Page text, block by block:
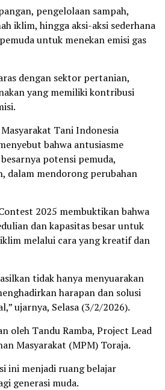
pengelolaan sampah,
iklim, hingga aksi-aksi sederhana
untuk menekan emisi gas
dengan sektor pertanian,
yang memiliki kontribusi
Tani Indonesia
bahwa antusiasme
potensi pemuda,
dalam mendorong perubahan
2025 membuktikan bahwa
dan kapasitas besar untuk
melalui cara yang kreatif dan
tidak hanya menyuarakan
harapan dan solusi
ujarnya, Selasa (3/2/2026).
oleh Tandu Ramba, Project Lead
Masyarakat (MPM) Toraja.
ini menjadi ruang belajar
generasi muda.